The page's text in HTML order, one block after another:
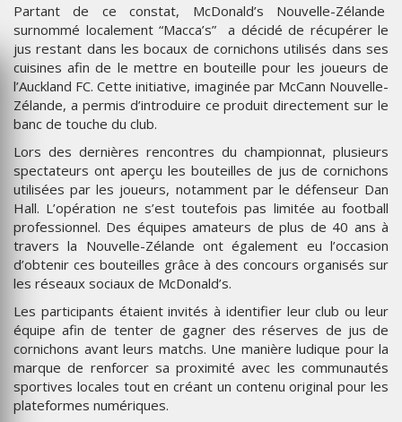
Partant de ce constat, McDonald’s Nouvelle-Zélande
surnommé localement “Macca’s” a décidé de récupérer le
jus restant dans les bocaux de cornichons utilisés dans ses
cuisines afin de le mettre en bouteille pour les joueurs de
l’Auckland FC. Cette initiative, imaginée par McCann Nouvelle-
Zélande, a permis d’introduire ce produit directement sur le
banc de touche du club.
Lors des dernières rencontres du championnat, plusieurs
spectateurs ont aperçu les bouteilles de jus de cornichons
utilisées par les joueurs, notamment par le défenseur Dan
Hall. L’opération ne s’est toutefois pas limitée au football
professionnel. Des équipes amateurs de plus de 40 ans à
travers la Nouvelle-Zélande ont également eu l’occasion
d’obtenir ces bouteilles grâce à des concours organisés sur
les réseaux sociaux de McDonald’s.
Les participants étaient invités à identifier leur club ou leur
équipe afin de tenter de gagner des réserves de jus de
cornichons avant leurs matchs. Une manière ludique pour la
marque de renforcer sa proximité avec les communautés
sportives locales tout en créant un contenu original pour les
plateformes numériques.